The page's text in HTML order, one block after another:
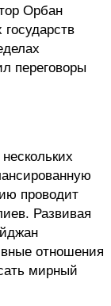
Орбан
переговоры
проводит
Развивая
отношения
мирный